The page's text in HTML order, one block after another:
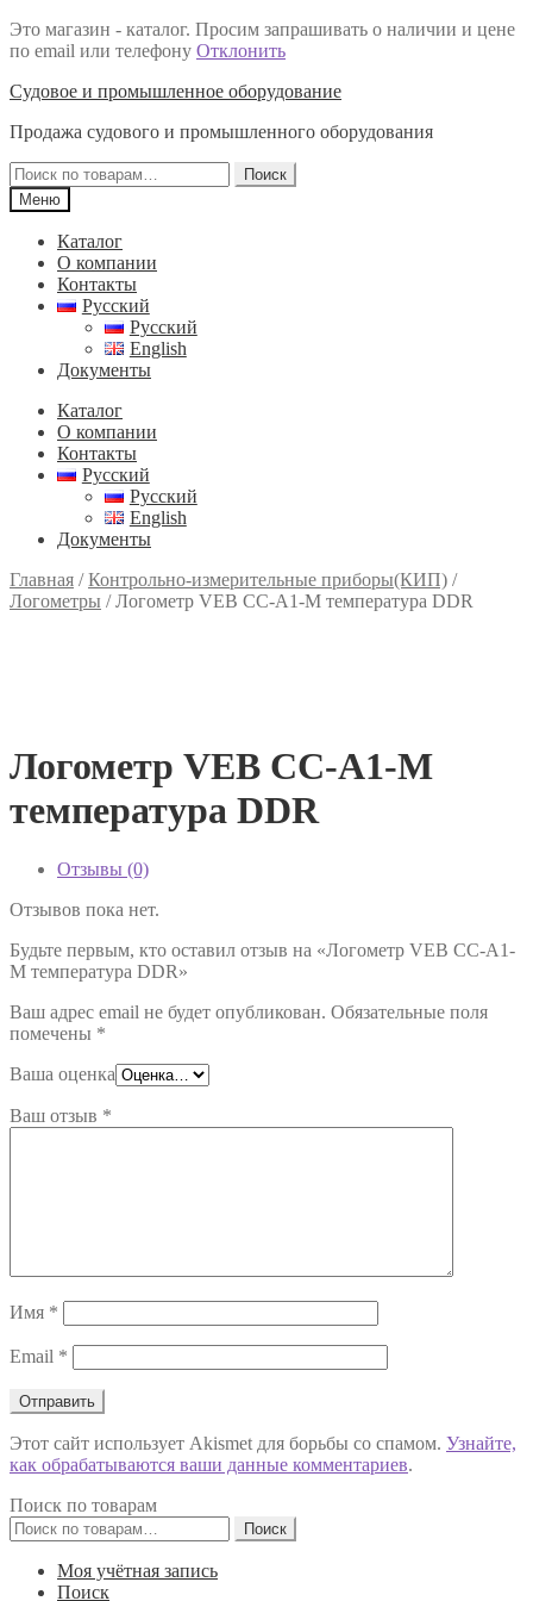
Это магазин - каталог. Просим запрашивать о наличии и цене
по email или телефону Отклонить
Перейти
навигации
Перейти
содержимому
Судовое и промышленное оборудование
Продажа судового и промышленного оборудования
Искать:
Поиск
Меню
Каталог
О компании
Контакты
Русский
Русский
English
Документы
Каталог
О компании
Контакты
Русский
Русский
English
Документы
Главная /Контрольно-измерительные приборы(КИП) /
Логометры /Логометр VEB CC-A1-M температура DDR
Логометр VEB CC-A1-M
температура DDR
Отзывы (0)
Отзывов пока нет.
Будьте первым, кто оставил отзыв на «Логометр VEB CC-A1-
M температура DDR»
Ваш адрес email не будет опубликован. Обязательные поля
помечены *
Ваша оценка
Ваш отзыв *
Имя *
Email *
Этот сайт использует Akismet для борьбы со спамом. Узнайте,
как обрабатываются ваши данные комментариев.
Поиск по товарам
Искать:
Поиск
Моя учётная запись
Поиск